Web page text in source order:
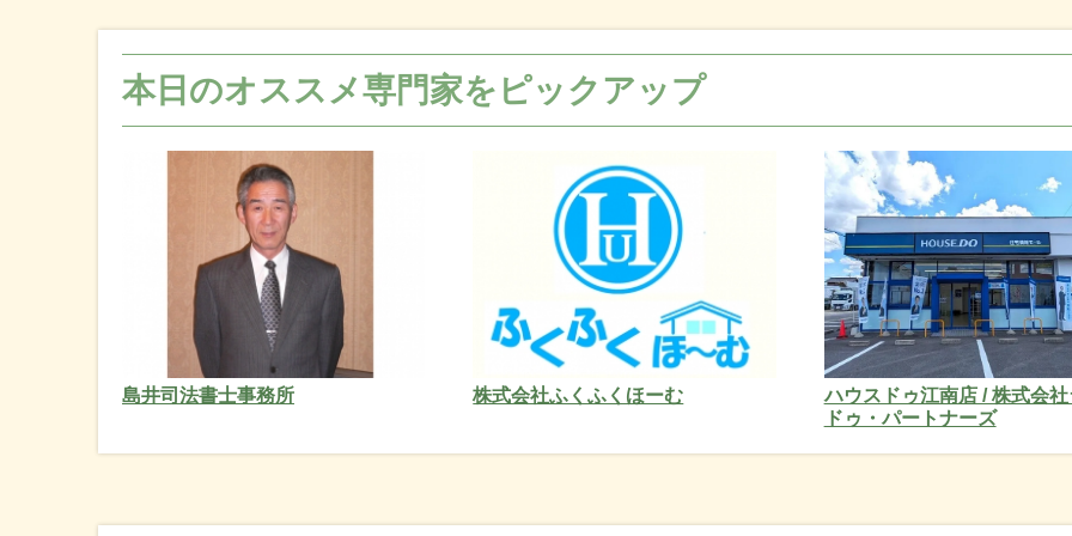
本日のオススメ専門家をピックアップ
島井司法書士事務所 株式会社ふくふくほーむ
ハウスドゥ江南店 / 株式会
ドゥ・パートナーズ